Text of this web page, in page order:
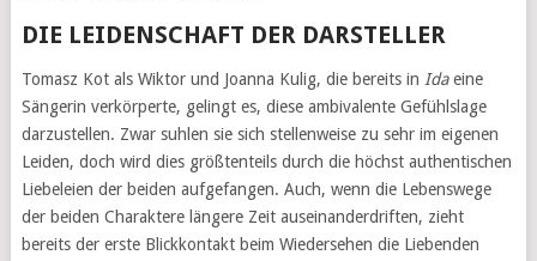
DIE LEIDENSCHAFT DER DARSTELLER
Tomasz Kot als Wiktor und Joanna Kulig, die bereits in Idaeine
Sängerin verkörperte, gelingt es, diese ambivalente Gefühlslage
darzustellen. Zwar suhlen sie sich stellenweise zu sehr im eigenen
Leiden, doch wird dies größtenteils durch die höchst authentischen
Liebeleien der beiden aufgefangen. Auch, wenn die Lebenswege
der beiden Charaktere längere Zeit auseinanderdriften, zieht
bereits der erste Blickkontakt beim Wiedersehen die Liebenden